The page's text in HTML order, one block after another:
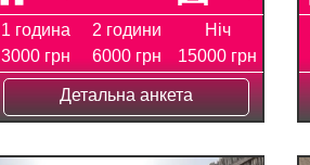
1 година
3000 грн
2 години
6000 грн
Ніч
15000 грн
Детальна анкета